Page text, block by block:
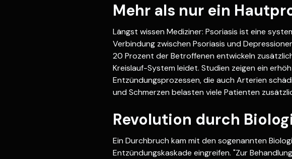
Mehr als nur ein
Längst wissen Mediziner: Psoriasis ist eine
Verbindung zwischen Psoriasis und
20 Prozent der Betroffenen entwickeln
Kreislauf-System leidet. Studien zeigen ein
Entzündungsprozessen, die auch Arterien
und Schmerzen belasten viele Patienten
Revolution durch
Ein Durchbruch kam mit den sogenannten
Entzündungskaskade eingreifen. "Zur